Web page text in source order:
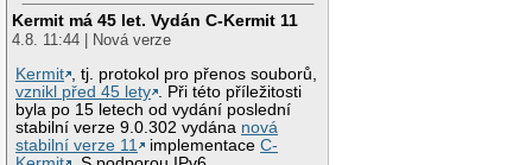
Kermit má 45 let. Vydán C-Kermit 11
4.8. 11:44 | Nová verze
Kermit , tj. protokol pro přenos souborů,
vznikl před 45 lety . Při této příležitosti
byla po 15 letech od vydání poslední
stabilní verze 9.0.302 vydána nová
stabilní verze 11
implementaceC-